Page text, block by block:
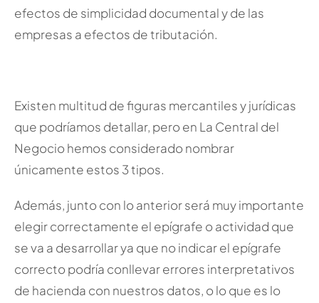
efectos de simplicidad documental y de las
empresas a efectos de tributación.
Existen multitud de figuras mercantiles y jurídicas
que podríamos detallar, pero en La Central del
Negocio hemos considerado nombrar
únicamente estos 3 tipos.
Además, junto con lo anterior será muy importante
elegir correctamente el epígrafe o actividad que
se va a desarrollar ya que no indicar el epígrafe
correcto podría conllevar errores interpretativos
de hacienda con nuestros datos, o lo que es lo